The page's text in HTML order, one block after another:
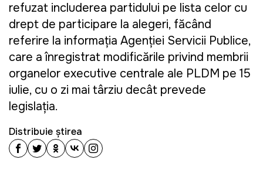
refuzat includerea partidului pe lista celor cu
drept de participare la alegeri, făcând
referire la informația Agenției Servicii Publice,
care a înregistrat modificările privind membrii
organelor executive centrale ale PLDM pe 15
iulie, cu o zi mai târziu decât prevede
legislația.
Distribuie știrea